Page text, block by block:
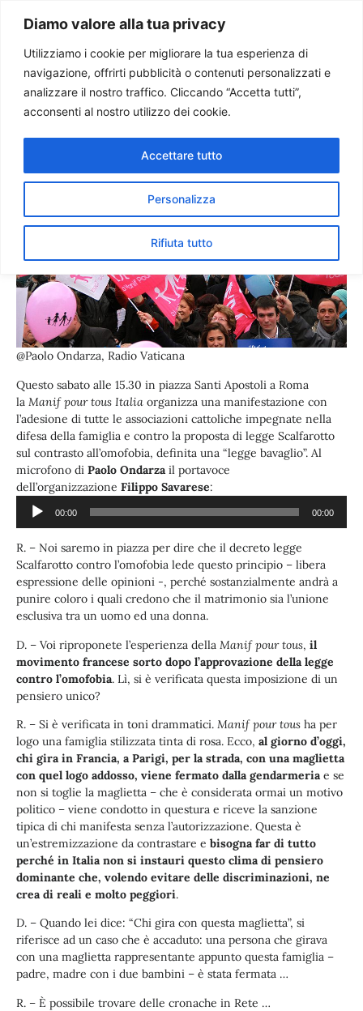
Diamo valore alla tua privacy
Utilizziamo i cookie per migliorare la tua esperienza di
navigazione, offrirti pubblicità o contenuti personalizzati e
analizzare il nostro traffico. Cliccando “Accetta tutti”,
acconsenti al nostro utilizzo dei cookie.
Personalizza
Rifiuta tutto
Accettare tutto
Paolo Ondarza
In piazza per la libertà, il
matrimonio e la famiglia
@Paolo Ondarza, Radio Vaticana
Questo sabato alle 15.30 in piazza Santi Apostoli a Roma
la Manif pour tous Italia organizza una manifestazione con
l’adesione di tutte le associazioni cattoliche impegnate nella
difesa della famiglia e contro la proposta di legge Scalfarotto
sul contrasto all’omofobia, definita una “legge bavaglio”. Al
microfono di Paolo Ondarzail portavoce
dell’organizzazione Filippo Savarese:
00:00 00:00
R. – Noi saremo in piazza per dire che il decreto legge
Scalfarotto contro l’omofobia lede questo principio – libera
espressione delle opinioni -, perché sostanzialmente andrà a
punire coloro i quali credono che il matrimonio sia l’unione
esclusiva tra un uomo ed una donna.
D. – Voi riproponete l’esperienza della Manif pour tous, il
movimento francese sorto dopo l’approvazione della legge
contro l’omofobia. Lì, si è verificata questa imposizione di un
pensiero unico?
R. – Si è verificata in toni drammatici. Manif pour tous ha per
logo una famiglia stilizzata tinta di rosa. Ecco, al giorno d’oggi,
chi gira in Francia, a Parigi, per la strada, con una maglietta
con quel logo addosso, viene fermato dalla gendarmeriae se
non si toglie la maglietta – che è considerata ormai un motivo
politico – viene condotto in questura e riceve la sanzione
tipica di chi manifesta senza l’autorizzazione. Questa è
un’estremizzazione da contrastare e bisogna far di tutto
perché in Italia non si instauri questo clima di pensiero
dominante che, volendo evitare delle discriminazioni, ne
crea di reali e molto peggiori.
D. – Quando lei dice: “Chi gira con questa maglietta”, si
riferisce ad un caso che è accaduto: una persona che girava
con una maglietta rappresentante appunto questa famiglia –
padre, madre con i due bambini – è stata fermata …
R. – È possibile trovare delle cronache in Rete …